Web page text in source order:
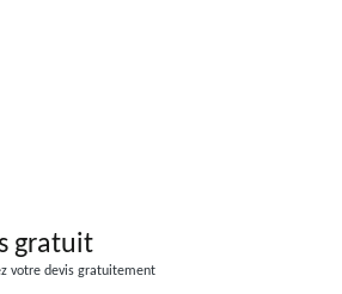
gratuit
votre devis gratuitement